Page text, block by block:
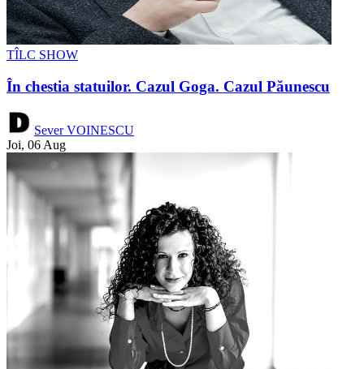
TÎLC SHOW
În chestia statuilor. Cazul Goga. Cazul Păunescu
Sever VOINESCU
Joi, 06 Aug